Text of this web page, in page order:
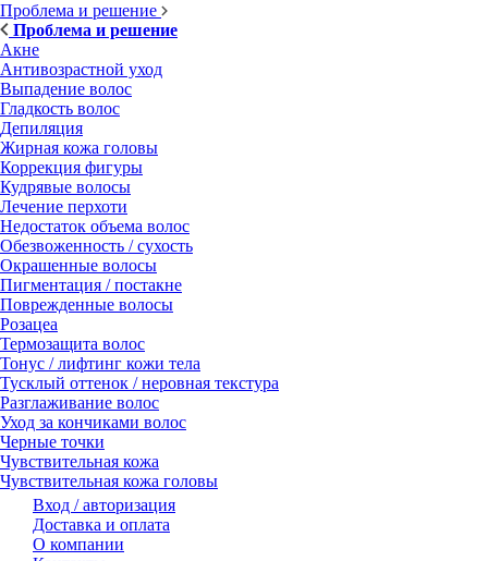
Проблема и решение
Проблема и решение
Акне
Антивозрастной уход
Выпадение волос
Гладкость волос
Депиляция
Жирная кожа головы
Коррекция фигуры
Кудрявые волосы
Лечение перхоти
Недостаток объема волос
Обезвоженность / сухость
Окрашенные волосы
Пигментация / постакне
Поврежденные волосы
Розацеа
Термозащита волос
Тонус / лифтинг кожи тела
Тусклый оттенок / неровная текстура
Разглаживание волос
Уход за кончиками волос
Черные точки
Чувствительная кожа
Чувствительная кожа головы
Вход / авторизация
Доставка и оплата
О компании